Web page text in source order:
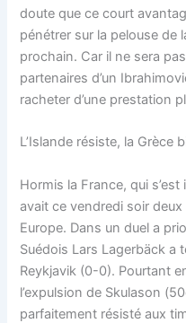
doute que ce court
pénétrer sur la pelouse de
prochain. Car il ne sera
partenaires d’un
racheter d’une prestation
L’Islande résiste, la Grèce
Hormis la France, qui
avait ce vendredi soir
Europe. Dans un duel a
Suédois Lars Lagerbäck a
Reykjavik (0-0). Pourtant
l’expulsion de Skulason
parfaitement résisté aux